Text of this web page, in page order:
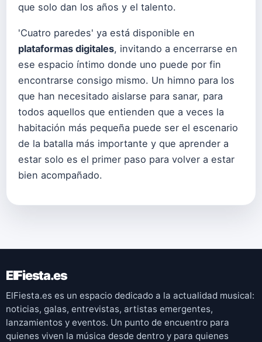
que solo dan los años y el talento.
'Cuatro paredes' ya está disponible en
plataformas digitales, invitando a encerrarse en
ese espacio íntimo donde uno puede por fin
encontrarse consigo mismo. Un himno para los
que han necesitado aislarse para sanar, para
todos aquellos que entienden que a veces la
habitación más pequeña puede ser el escenario
de la batalla más importante y que aprender a
estar solo es el primer paso para volver a estar
bien acompañado.
ElFiesta.es
ElFiesta.es es un espacio dedicado a la actualidad musical:
noticias, galas, entrevistas, artistas emergentes,
lanzamientos y eventos. Un punto de encuentro para
quienes viven la música desde dentro y para quienes